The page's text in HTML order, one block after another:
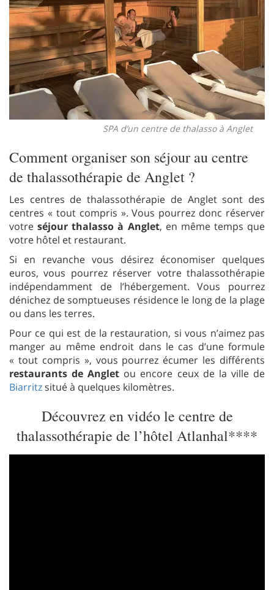
SPA d’un centre de thalasso à Anglet
Comment organiser son séjour au centre
de thalassothérapie de Anglet ?
Les centres de thalassothérapie de Anglet sont des
centres « tout compris ». Vous pourrez donc réserver
votreséjour thalasso à Anglet, en même temps que
votre hôtel et restaurant.
Si en revanche vous désirez économiser quelques
euros, vous pourrez réserver votre thalassothérapie
indépendamment de l’hébergement. Vous pourrez
dénichez de somptueuses résidence le long de la plage
ou dans les terres.
Pour ce qui est de la restauration, si vous n’aimez pas
manger au même endroit dans le cas d’une formule
« tout compris », vous pourrez écumer les différents
restaurants de Anglet ou encore ceux de la ville de
Biarritzsitué à quelques kilomètres.
Découvrez en vidéo le centre de
thalassothérapie de l’hôtel Atlanhal****